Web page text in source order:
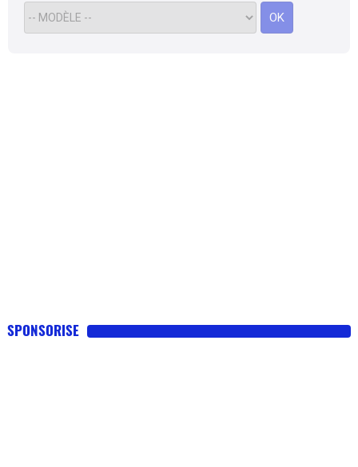
Forum OK
SPONSORISE